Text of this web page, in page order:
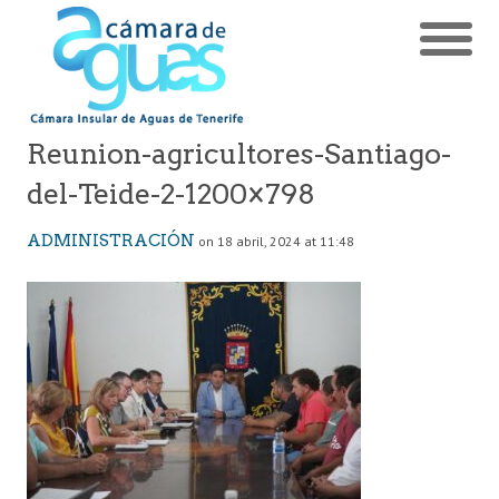
Reunion-agricultores-Santiago-
del-Teide-2-1200×798
ADMINISTRACIÓN on 18 abril, 2024 at 11:48